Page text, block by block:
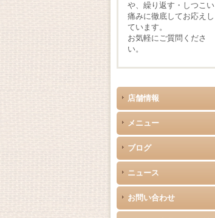
や、繰り返す・しつこい
痛みに徹底してお応えし
ています。
お気軽にご質問くださ
い。
店舗情報
メニュー
ブログ
ニュース
お問い合わせ